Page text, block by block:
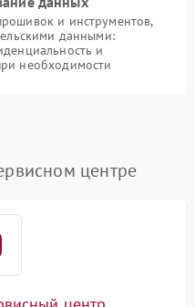
и инструментов,
данными:
и
необходимости
центре